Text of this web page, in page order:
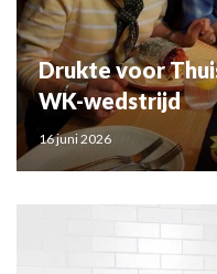
Drukte voor
WK-wedstrijd
16 juni 2026